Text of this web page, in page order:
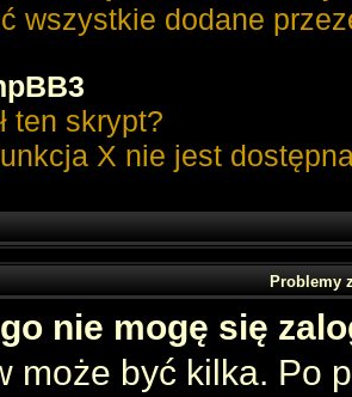
wszystkie dodane
ten skrypt?
X nie jest
Problemy
nie mogę się
może być kilka. Po